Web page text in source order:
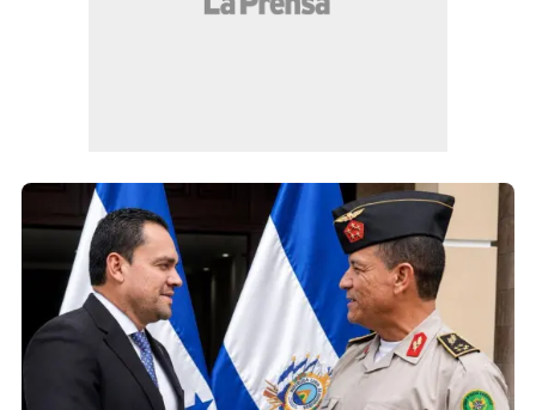
Honduras
Congreso Nacional revisa reformas a Ley
de Fuerzas Armadas y PMOP